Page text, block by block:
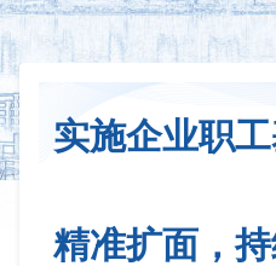
实施企业职
精准扩面，